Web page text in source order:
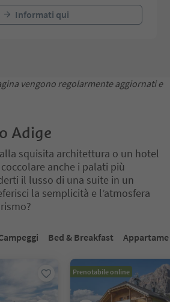
Informati qui
vengono regolarmente aggiornati e
Adige
squisita architettura o un hotel
anche i palati più
il lusso di una suite in un
la semplicità e l’atmosfera
Bed & Breakfast
Prenotabile online